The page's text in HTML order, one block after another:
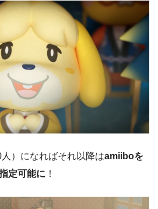
）になればそれ以降はamiiboを
定可能に ！